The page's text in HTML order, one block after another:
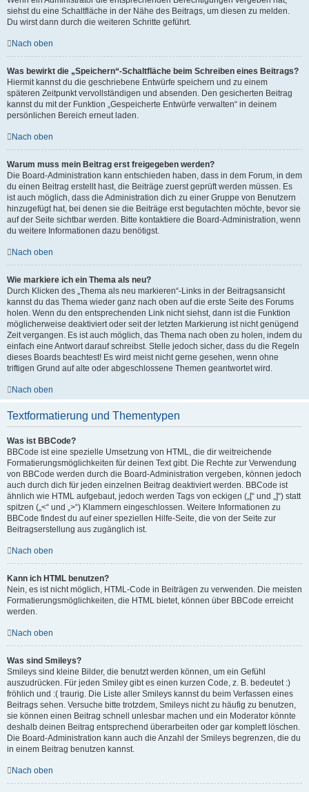
siehst du eine Schaltfläche in der Nähe des Beitrags, um diesen zu melden.
Du wirst dann durch die weiteren Schritte geführt.
Nach oben
Was bewirkt die „Speichern“-Schaltfläche beim Schreiben eines Beitrags?
Hiermit kannst du die geschriebene Entwürfe speichern und zu einem
späteren Zeitpunkt vervollständigen und absenden. Den gesicherten Beitrag
kannst du mit der Funktion „Gespeicherte Entwürfe verwalten“ in deinem
persönlichen Bereich erneut laden.
Nach oben
Warum muss mein Beitrag erst freigegeben werden?
Die Board-Administration kann entschieden haben, dass in dem Forum, in dem
du einen Beitrag erstellt hast, die Beiträge zuerst geprüft werden müssen. Es
ist auch möglich, dass die Administration dich zu einer Gruppe von Benutzern
hinzugefügt hat, bei denen sie die Beiträge erst begutachten möchte, bevor sie
auf der Seite sichtbar werden. Bitte kontaktiere die Board-Administration, wenn
du weitere Informationen dazu benötigst.
Nach oben
Wie markiere ich ein Thema als neu?
Durch Klicken des „Thema als neu markieren“-Links in der Beitragsansicht
kannst du das Thema wieder ganz nach oben auf die erste Seite des Forums
holen. Wenn du den entsprechenden Link nicht siehst, dann ist die Funktion
möglicherweise deaktiviert oder seit der letzten Markierung ist nicht genügend
Zeit vergangen. Es ist auch möglich, das Thema nach oben zu holen, indem du
einfach eine Antwort darauf schreibst. Stelle jedoch sicher, dass du die Regeln
dieses Boards beachtest! Es wird meist nicht gerne gesehen, wenn ohne
triftigen Grund auf alte oder abgeschlossene Themen geantwortet wird.
Nach oben
Textformatierung und Thementypen
Was ist BBCode?
BBCode ist eine spezielle Umsetzung von HTML, die dir weitreichende
Formatierungsmöglichkeiten für deinen Text gibt. Die Rechte zur Verwendung
von BBCode werden durch die Board-Administration vergeben, können jedoch
auch durch dich für jeden einzelnen Beitrag deaktiviert werden. BBCode ist
ähnlich wie HTML aufgebaut, jedoch werden Tags von eckigen („[“ und „]“) statt
spitzen („<“ und „>“) Klammern eingeschlossen. Weitere Informationen zu
BBCode findest du auf einer speziellen Hilfe-Seite, die von der Seite zur
Beitragserstellung aus zugänglich ist.
Nach oben
Kann ich HTML benutzen?
Nein, es ist nicht möglich, HTML-Code in Beiträgen zu verwenden. Die meisten
Formatierungsmöglichkeiten, die HTML bietet, können über BBCode erreicht
werden.
Nach oben
Was sind Smileys?
Smileys sind kleine Bilder, die benutzt werden können, um ein Gefühl
auszudrücken. Für jeden Smiley gibt es einen kurzen Code, z. B. bedeutet :)
fröhlich und :( traurig. Die Liste aller Smileys kannst du beim Verfassen eines
Beitrags sehen. Versuche bitte trotzdem, Smileys nicht zu häufig zu benutzen,
sie können einen Beitrag schnell unlesbar machen und ein Moderator könnte
deshalb deinen Beitrag entsprechend überarbeiten oder gar komplett löschen.
Die Board-Administration kann auch die Anzahl der Smileys begrenzen, die du
in einem Beitrag benutzen kannst.
Nach oben